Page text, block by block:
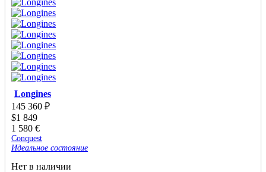
Longines
145 360 ₽
$1 849
1 580 €
Conquest
Идеальное состояние
Нет в наличии